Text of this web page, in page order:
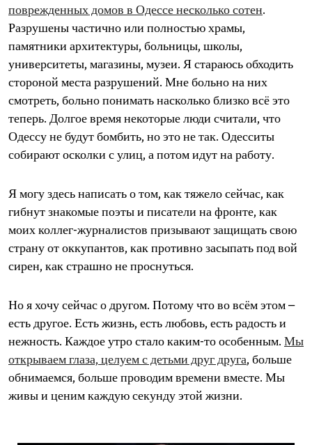
поврежденных домов в Одессе несколько сотен.
Разрушены частично или полностью храмы,
памятники архитектуры, больницы, школы,
университеты, магазины, музеи. Я стараюсь обходить
стороной места разрушений. Мне больно на них
смотреть, больно понимать насколько близко всё это
теперь. Долгое время некоторые люди считали, что
Одессу не будут бомбить, но это не так. Одесситы
собирают осколки с улиц, а потом идут на работу.
Я могу здесь написать о том, как тяжело сейчас, как
гибнут знакомые поэты и писатели на фронте, как
моих коллег-журналистов призывают защищать свою
страну от оккупантов, как противно засыпать под вой
сирен, как страшно не проснуться.
Но я хочу сейчас о другом. Потому что во всём этом –
есть другое. Есть жизнь, есть любовь, есть радость и
нежность. Каждое утро стало каким-то особенным. Мы
открываем глаза, целуем с детьми друг друга, больше
обнимаемся, больше проводим времени вместе. Мы
живы и ценим каждую секунду этой жизни.